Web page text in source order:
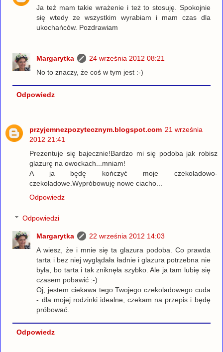
Ja też mam takie wrażenie i też to stosuję. Spokojnie
się wtedy ze wszystkim wyrabiam i mam czas dla
ukochańców. Pozdrawiam
Margarytka
24 września 2012 08:21
No to znaczy, że coś w tym jest :-)
Odpowiedz
przyjemnezpozytecznym.blogspot.com 21 września
2012 21:41
Prezentuje się bajecznie!Bardzo mi się podoba jak robisz
glazurę na owockach...mniam!
A ja będę kończyć moje czekoladowo-
czekoladowe.Wypróbowuję nowe ciacho...
Odpowiedz
Odpowiedzi
Margarytka
22 września 2012 14:03
A wiesz, że i mnie się ta glazura podoba. Co prawda
tarta i bez niej wyglądała ładnie i glazura potrzebna nie
była, bo tarta i tak zniknęła szybko. Ale ja tam lubię się
czasem pobawić :-)
Oj, jestem ciekawa tego Twojego czekoladowego cuda
- dla mojej rodzinki idealne, czekam na przepis i będę
próbować.
Odpowiedz